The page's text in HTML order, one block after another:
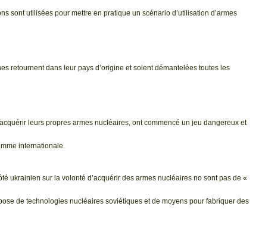
sont utilisées pour mettre en pratique un scénario d’utilisation d’armes
retournent dans leur pays d’origine et soient démantelées toutes les
leurs propres armes nucléaires, ont commencé un jeu dangereux et
internationale.
ukrainien sur la volonté d’acquérir des armes nucléaires no sont pas de «
de technologies nucléaires soviétiques et de moyens pour fabriquer des